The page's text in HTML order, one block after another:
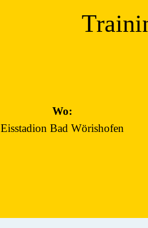
Wo:
Eisstadion Bad Wörishofen